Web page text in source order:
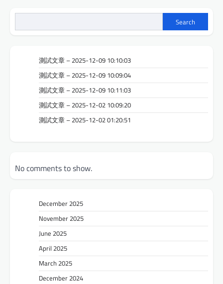
Search
測試文章 – 2025-12-09 10:10:03
測試文章 – 2025-12-09 10:09:04
測試文章 – 2025-12-09 10:11:03
測試文章 – 2025-12-02 10:09:20
測試文章 – 2025-12-02 01:20:51
No comments to show.
December 2025
November 2025
June 2025
April 2025
March 2025
December 2024